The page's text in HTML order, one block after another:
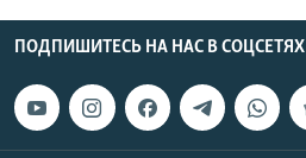
ПОДПИШИТЕСЬ НА НАС В СОЦСЕТЯХ